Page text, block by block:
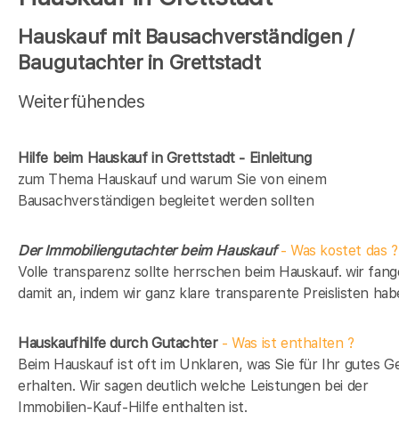
Hauskauf mit Bausachverständigen /
Baugutachter in Grettstadt
Weiterfühendes
Hilfe beim Hauskauf in Grettstadt - Einleitung
zum Thema Hauskauf und warum Sie von einem
Bausachverständigen begleitet werden sollten
Der Immobiliengutachter beim Hauskauf- Was kostet das ?
Volle transparenz sollte herrschen beim Hauskauf. wir
damit an, indem wir ganz klare transparente Preislisten
Hauskaufhilfe durch Gutachter- Was ist enthalten ?
Beim Hauskauf ist oft im Unklaren, was Sie für Ihr gutes
erhalten. Wir sagen deutlich welche Leistungen bei der
Immobilien-Kauf-Hilfe enthalten ist.